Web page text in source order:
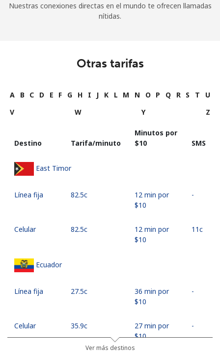
Nuestras conexiones directas en el mundo te ofrecen llamadas
nítidas.
Otras tarifas
A B C D E F G H I J K L M N O P Q R S T
U
V
W Y Z
Destino Tarifa/minuto
Minutos por
⁦$10⁩
SMS
East Timor
Línea fija ⁦82.5c⁩
12 min por
⁦$10⁩
-
Celular ⁦82.5c⁩
12 min por
⁦$10⁩
⁦11c⁩
Ecuador
Línea fija ⁦27.5c⁩
36 min por
⁦$10⁩
-
Celular ⁦35.9c⁩
27 min por
⁦$10⁩
-
Ver más destinos